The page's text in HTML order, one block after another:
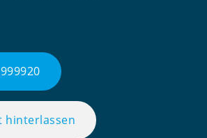
hinterlassen